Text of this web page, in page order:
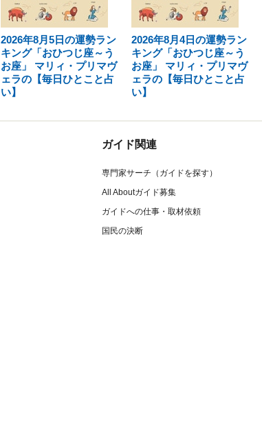
2026年8月5日の運勢ラン
キング「おひつじ座～う
お座」 マリィ・プリマヴ
ェラの【毎日ひとこと占
い】
2026年8月4日の運勢ラン
キング「おひつじ座～う
お座」 マリィ・プリマヴ
ェラの【毎日ひとこと占
い】
ガイド関連
専門家サーチ（ガイドを探す）
All Aboutガイド募集
ガイドへの仕事・取材依頼
国民の決断